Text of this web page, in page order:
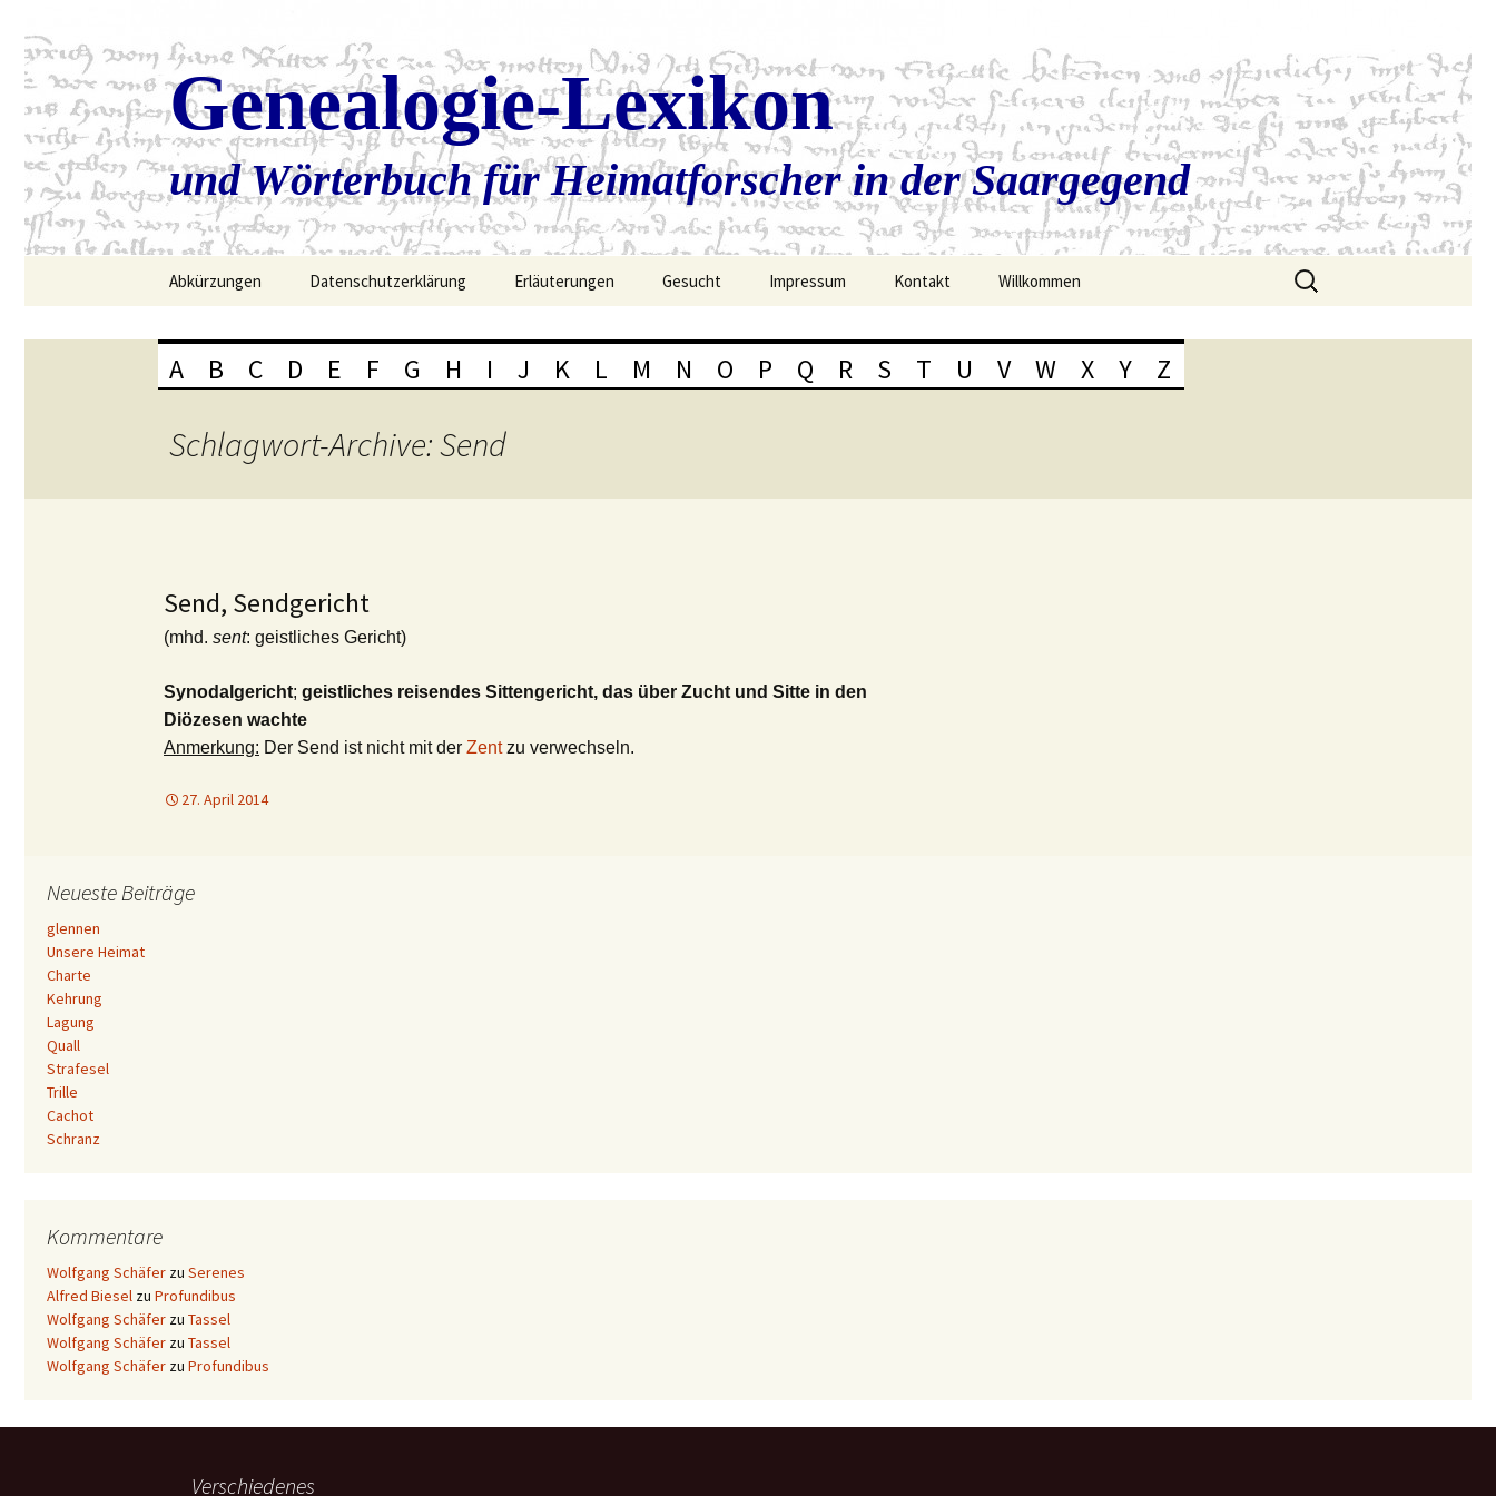
Genealogie-Lexikon
und Wörterbuch für Heimatforscher in der Saargegend
Abkürzungen Datenschutzerklärung Erläuterungen Gesucht Impressum Kontakt Willkommen
Suchen
nach:
A B C D E F G H I J K L M N O P Q R S T U V W X Y Z
Schlagwort-Archive: Send
Send, Sendgericht
(mhd. sent: geistliches Gericht)
Synodalgericht; geistliches reisendes Sittengericht, das über Zucht und Sitte in den
Diözesen wachte
Anmerkung: Der Send ist nicht mit der Zentzu verwechseln.
27. April 2014
Neueste Beiträge
glennen
Unsere Heimat
Charte
Kehrung
Lagung
Quall
Strafesel
Trille
Cachot
Schranz
Kommentare
Wolfgang Schäfer zu Serenes
Alfred Biesel zu Profundibus
Wolfgang Schäfer zu Tassel
Wolfgang Schäfer zu Tassel
Wolfgang Schäfer zu Profundibus
Verschiedenes